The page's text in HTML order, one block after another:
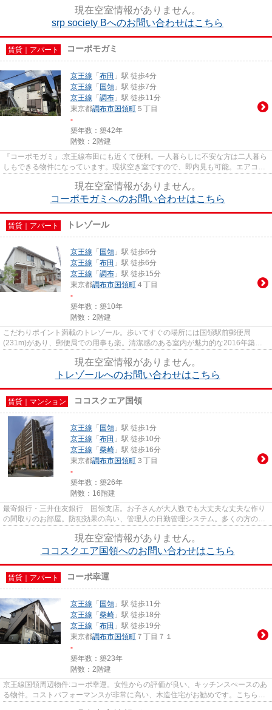
現在空室情報がありません。
srp society Bへのお問い合わせはこちら
賃貸｜アパート コーポモガミ
京王線 「 布田 」駅 徒歩4分
京王線 「 国領 」駅 徒歩7分
京王線 「 調布 」駅 徒歩11分
東京都調布市国領町 ５丁目
-
築年数：築42年
階数：2階建
『コーポモガミ』:京王線布田にも近くて便利。一人暮らしに不安な方は二人暮ら
しもできる物件になっています。現状空き室ですので、即内見も可能。エアコン
現在空室情報がありません。
コーポモガミへのお問い合わせはこちら
賃貸｜アパート トレゾール
京王線 「 国領 」駅 徒歩6分
京王線 「 布田 」駅 徒歩6分
京王線 「 調布 」駅 徒歩15分
東京都調布市国領町 ４丁目
-
築年数：築10年
階数：2階建
こだわりポイント満載のトレゾール。歩いてすぐの場所には国領駅前郵便局
(231m)があり、郵便局での用事も楽。清潔感のある室内が魅力的な2016年築の
現在空室情報がありません。
トレゾールへのお問い合わせはこちら
賃貸｜マンション ココスクエア国領
京王線 「 国領 」駅 徒歩1分
京王線 「 布田 」駅 徒歩10分
京王線 「 柴崎 」駅 徒歩16分
東京都調布市国領町 ３丁目
-
築年数：築26年
階数：16階建
最寄銀行・三井住友銀行 国領支店。お子さんが大人数でも大丈夫な丈夫な作り
の間取りのお部屋。防犯効果の高い、管理人の日勤管理システム。多くの方の必
現在空室情報がありません。
ココスクエア国領へのお問い合わせはこちら
賃貸｜アパート コーポ幸運
京王線 「 国領 」駅 徒歩11分
京王線 「 柴崎 」駅 徒歩18分
京王線 「 布田 」駅 徒歩19分
東京都調布市国領町 ７丁目７１
-
築年数：築23年
階数：2階建
京王線国領周辺物件:コーポ幸運。女性からの評価が良い、キッチンスぺースのあ
る物件。コストパフォーマンスが非常に高い、木造住宅がお勧めです。こちらは